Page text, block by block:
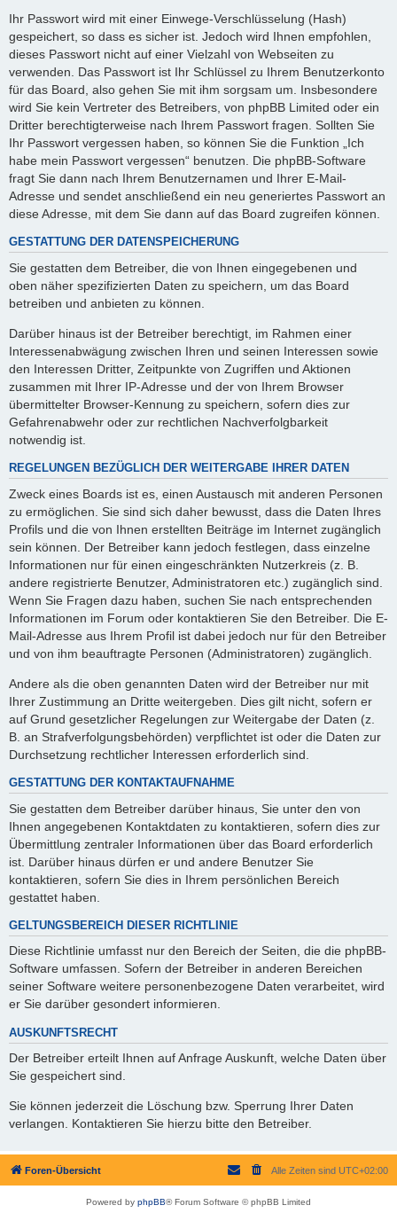
Ihr Passwort wird mit einer Einwege-Verschlüsselung (Hash)
gespeichert, so dass es sicher ist. Jedoch wird Ihnen empfohlen,
dieses Passwort nicht auf einer Vielzahl von Webseiten zu
verwenden. Das Passwort ist Ihr Schlüssel zu Ihrem Benutzerkonto
für das Board, also gehen Sie mit ihm sorgsam um. Insbesondere
wird Sie kein Vertreter des Betreibers, von phpBB Limited oder ein
Dritter berechtigterweise nach Ihrem Passwort fragen. Sollten Sie
Ihr Passwort vergessen haben, so können Sie die Funktion „Ich
habe mein Passwort vergessen“ benutzen. Die phpBB-Software
fragt Sie dann nach Ihrem Benutzernamen und Ihrer E-Mail-
Adresse und sendet anschließend ein neu generiertes Passwort an
diese Adresse, mit dem Sie dann auf das Board zugreifen können.
GESTATTUNG DER DATENSPEICHERUNG
Sie gestatten dem Betreiber, die von Ihnen eingegebenen und
oben näher spezifizierten Daten zu speichern, um das Board
betreiben und anbieten zu können.
Darüber hinaus ist der Betreiber berechtigt, im Rahmen einer
Interessenabwägung zwischen Ihren und seinen Interessen sowie
den Interessen Dritter, Zeitpunkte von Zugriffen und Aktionen
zusammen mit Ihrer IP-Adresse und der von Ihrem Browser
übermittelter Browser-Kennung zu speichern, sofern dies zur
Gefahrenabwehr oder zur rechtlichen Nachverfolgbarkeit
notwendig ist.
REGELUNGEN BEZÜGLICH DER WEITERGABE IHRER DATEN
Zweck eines Boards ist es, einen Austausch mit anderen Personen
zu ermöglichen. Sie sind sich daher bewusst, dass die Daten Ihres
Profils und die von Ihnen erstellten Beiträge im Internet zugänglich
sein können. Der Betreiber kann jedoch festlegen, dass einzelne
Informationen nur für einen eingeschränkten Nutzerkreis (z. B.
andere registrierte Benutzer, Administratoren etc.) zugänglich sind.
Wenn Sie Fragen dazu haben, suchen Sie nach entsprechenden
Informationen im Forum oder kontaktieren Sie den Betreiber. Die E-
Mail-Adresse aus Ihrem Profil ist dabei jedoch nur für den Betreiber
und von ihm beauftragte Personen (Administratoren) zugänglich.
Andere als die oben genannten Daten wird der Betreiber nur mit
Ihrer Zustimmung an Dritte weitergeben. Dies gilt nicht, sofern er
auf Grund gesetzlicher Regelungen zur Weitergabe der Daten (z.
B. an Strafverfolgungsbehörden) verpflichtet ist oder die Daten zur
Durchsetzung rechtlicher Interessen erforderlich sind.
GESTATTUNG DER KONTAKTAUFNAHME
Sie gestatten dem Betreiber darüber hinaus, Sie unter den von
Ihnen angegebenen Kontaktdaten zu kontaktieren, sofern dies zur
Übermittlung zentraler Informationen über das Board erforderlich
ist. Darüber hinaus dürfen er und andere Benutzer Sie
kontaktieren, sofern Sie dies in Ihrem persönlichen Bereich
gestattet haben.
GELTUNGSBEREICH DIESER RICHTLINIE
Diese Richtlinie umfasst nur den Bereich der Seiten, die die phpBB-
Software umfassen. Sofern der Betreiber in anderen Bereichen
seiner Software weitere personenbezogene Daten verarbeitet, wird
er Sie darüber gesondert informieren.
AUSKUNFTSRECHT
Der Betreiber erteilt Ihnen auf Anfrage Auskunft, welche Daten über
Sie gespeichert sind.
Sie können jederzeit die Löschung bzw. Sperrung Ihrer Daten
verlangen. Kontaktieren Sie hierzu bitte den Betreiber.
Foren-Übersicht Alle Zeiten sind UTC+02:00
Powered by phpBB® Forum Software © phpBB Limited